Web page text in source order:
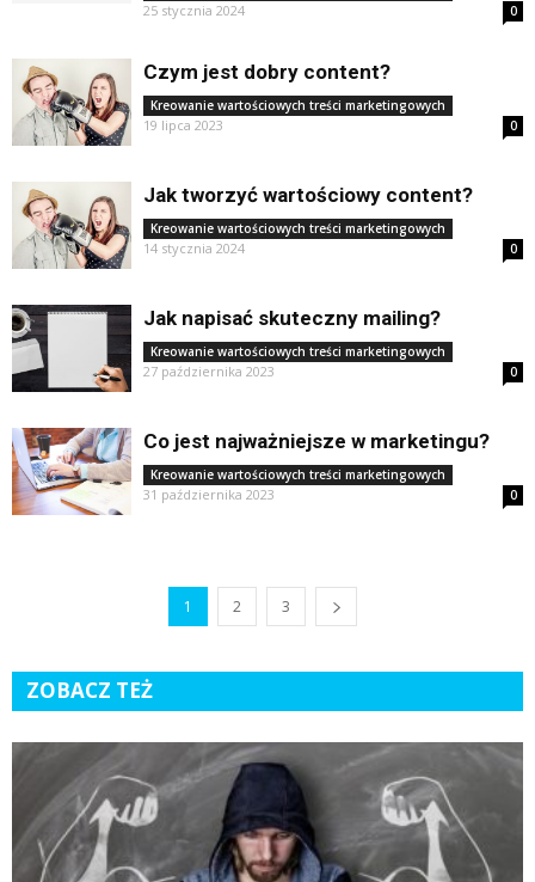
25 stycznia 2024 0
Czym jest dobry content?
Kreowanie wartościowych treści marketingowych
19 lipca 2023 0
Jak tworzyć wartościowy content?
Kreowanie wartościowych treści marketingowych
14 stycznia 2024 0
Jak napisać skuteczny mailing?
Kreowanie wartościowych treści marketingowych
27 października 2023 0
Co jest najważniejsze w marketingu?
Kreowanie wartościowych treści marketingowych
31 października 2023 0
1 2 3
ZOBACZ TEŻ